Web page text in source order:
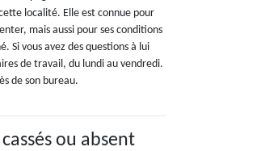
localité. Elle est connue pour
mais aussi pour ses conditions
Si vous avez des questions à lui
de travail, du lundi au vendredi.
de son bureau.
ou absent